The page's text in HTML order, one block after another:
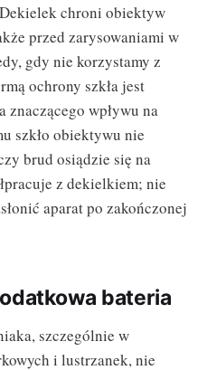
chroni obiektyw
przed zarysowaniami w
gdy nie korzystamy z
ochrony szkła jest
wpływu na
szkło obiektywu nie
brud osiądzie się na
z dekielkiem; nie
aparat po zakończonej
bateria
szczególnie w
i lustrzanek, nie